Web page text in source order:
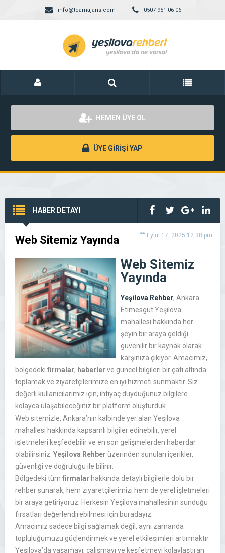
info@teamajans.com 0507 951 06 06
HEMEN ÜYE OL
ÜYE GİRİŞİ YAP
HABER DETAYI
Eylül 17, 2025 12:38 pm
Web Sitemiz Yayında
Web Sitemiz
Yayında
Yeşilova Rehber, Ankara
Etimesgut Yeşilova
mahallesi hakkında her
şeyin bir araya geldiği
güvenilir bir kaynak olarak
karşınıza çıkıyor. Amacımız,
bölgedeki firmalar, haberler ve güncel bilgileri bir çatı altında
toplamak ve ziyaretçilerimize en iyi hizmeti sunmaktır. Siz
değerli kullanıcılarımız için, ihtiyaç duyduğunuz bilgilere
kolayca ulaşabileceğiniz bir platform oluşturduk.
Web sitemizle, Ankara’nın kalbinde yer alan Yeşilova
mahallesi hakkında kapsamlı bilgiler edinebilir, yerel
işletmeleri keşfedebilir ve en son gelişmelerden haberdar
olabilirsiniz. Yeşilova Rehber üzerinden sunulan içerikler,
güvenliği ve doğruluğu ile bilinir.
Bölgedeki tüm firmalar hakkında detaylı bilgilerle dolu bir
rehber sunarak, hem ziyaretçilerimizi hem de yerel işletmeleri
bir araya getiriyoruz. Herkesin Yeşilova mahallesinin sunduğu
fırsatları değerlendirebilmesi için buradayız.
Amacımız sadece bilgi sağlamak değil, aynı zamanda
topluluğumuzu güçlendirmek ve yerel etkileşimleri artırmaktır.
Yeşilova’da yaşamayı, çalışmayı ve keşfetmeyi kolaylaştıran